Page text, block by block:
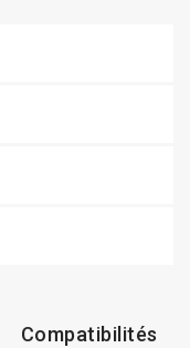
Compatibilités